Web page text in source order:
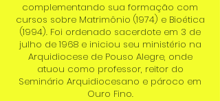
complementando sua formação com
cursos sobre Matrimônio (1974) e Bioética
(1994). Foi ordenado sacerdote em 3 de
julho de 1968 e iniciou seu ministério na
Arquidiocese de Pouso Alegre, onde
atuou como professor, reitor do
Seminário Arquidiocesano e pároco em
Ouro Fino.